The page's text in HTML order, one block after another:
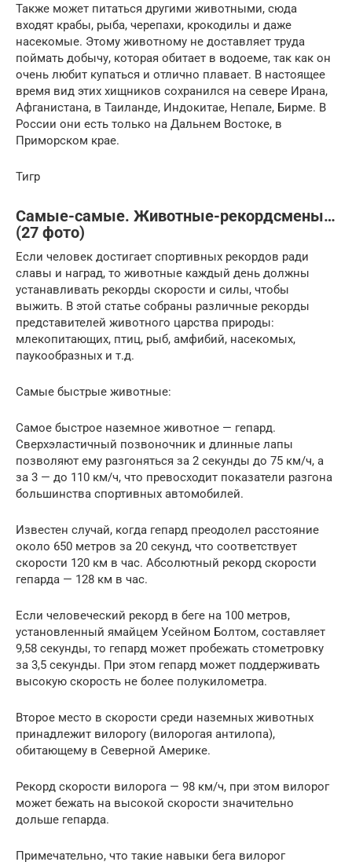
Также может питаться другими животными, сюда
входят крабы, рыба, черепахи, крокодилы и даже
насекомые. Этому животному не доставляет труда
поймать добычу, которая обитает в водоеме, так как он
очень любит купаться и отлично плавает. В настоящее
время вид этих хищников сохранился на севере Ирана,
Афганистана, в Таиланде, Индокитае, Непале, Бирме. В
России они есть только на Дальнем Востоке, в
Приморском крае.
Тигр
Самые-самые. Животные-рекордсмены…
(27 фото)
Если человек достигает спортивных рекордов ради
славы и наград, то животные каждый день должны
устанавливать рекорды скорости и силы, чтобы
выжить. В этой статье собраны различные рекорды
представителей животного царства природы:
млекопитающих, птиц, рыб, амфибий, насекомых,
паукообразных и т.д.
Самые быстрые животные:
Самое быстрое наземное животное — гепард.
Сверхэластичный позвоночник и длинные лапы
позволяют ему разгоняться за 2 секунды до 75 км/ч, а
за 3 — до 110 км/ч, что превосходит показатели разгона
большинства спортивных автомобилей.
Известен случай, когда гепард преодолел расстояние
около 650 метров за 20 секунд, что соответствует
скорости 120 км в час. Абсолютный рекорд скорости
гепарда — 128 км в час.
Если человеческий рекорд в беге на 100 метров,
установленный ямайцем Усейном Болтом, составляет
9,58 секунды, то гепард может пробежать стометровку
за 3,5 секунды. При этом гепард может поддерживать
высокую скорость не более полукилометра.
Второе место в скорости среди наземных животных
принадлежит вилорогу (вилорогая антилопа),
обитающему в Северной Америке.
Рекорд скорости вилорога — 98 км/ч, при этом вилорог
может бежать на высокой скорости значительно
дольше гепарда.
Примечательно, что такие навыки бега вилорог